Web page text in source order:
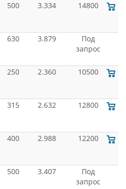
500 3.334 14800
630 3.879
Под
запрос
250 2.360 10500
315 2.632 12800
400 2.988 12200
500 3.407
Под
запрос